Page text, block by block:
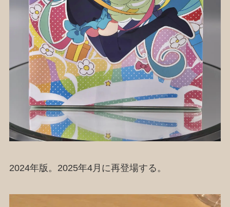
2024年版。2025年4月に再登場する。